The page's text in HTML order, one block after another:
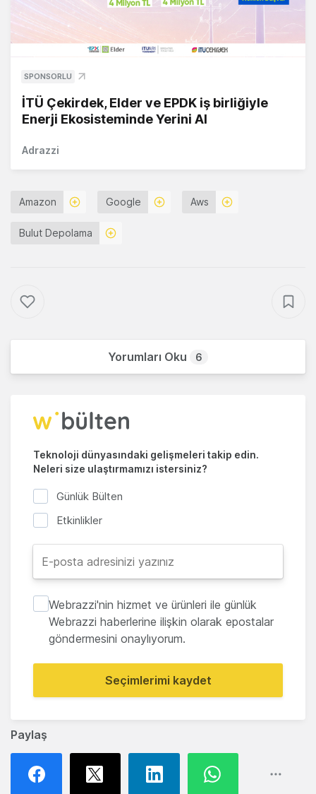
Paylaş
SPONSORLU
İTÜ Çekirdek, Elder ve EPDK iş birliğiyle
Enerji Ekosisteminde Yerini Al
Adrazzi
Amazon Google Aws
Bulut Depolama
Yorumları Oku 6
Teknoloji dünyasındaki gelişmeleri takip edin.
Neleri size ulaştırmamızı istersiniz?
Günlük Bülten
Etkinlikler
Webrazzi'nin hizmet ve ürünleri ile günlük
Webrazzi haberlerine ilişkin olarak epostalar
göndermesini onaylıyorum.
Seçimlerimi kaydet